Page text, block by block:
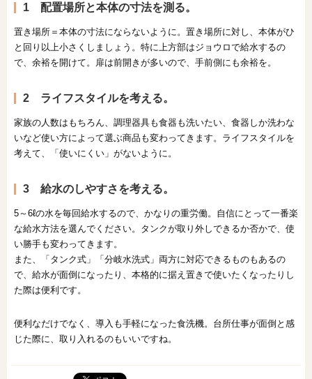
1 配置場所と本体の寸法を測る。
置き場所＝本体の寸法にならないように。置き場所に対し、本体がひ
と回り以上小さくしましょう。特に上方部はジョウロで給水するの
で、余裕を開けて。扉は前開きが多いので、手前側にも余裕を。
2 ライフスタイルを考える。
家族の人数はもちろん、調理器具も食器も洗いたい、食器しか洗わな
いなど使い方によって選ぶ商品も変わってきます。ライフスタイルを
考えて、「使いにくい」がないように。
3 給水のしやすさを考える。
5～6ℓの水を毎回給水するので、かなりの重労働。自信にとって一番楽
な給水方法を選んでください。タンクが取り外しできるか否かで、使
い勝手も変わってきます。
また、「タンク式」「分岐水洗式」両方に対応できるものもあるの
で、給水が面倒になったり、本格的に据え置きで使いたくなったりし
た際は便利です。
便利なだけでなく、導入も手軽になった食洗機。台所仕事が面倒と感
じた際に、取り入れるのもいいですね。